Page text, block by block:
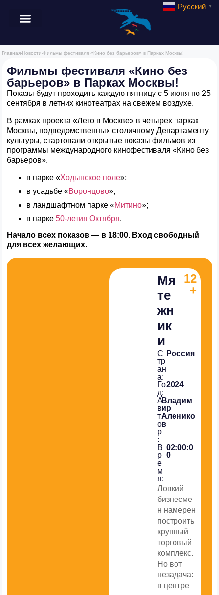
Русский ▼
Главная-Новости-Фильмы фестиваля «Кино без барьеров» в Парках Москвы!
Фильмы фестиваля «Кино без
барьеров» в Парках Москвы!
Показы будут проходить каждую пятницу с 5 июня по 25
сентября в летних кинотеатрах на свежем воздухе.
В рамках проекта «Лето в Москве» в четырех парках
Москвы, подведомственных столичному Департаменту
культуры, стартовали открытые показы фильмов из
программы международного кинофестиваля «Кино без
барьеров».
в парке «Ходынское поле»;
в усадьбе «Воронцово»;
в ландшафтном парке «Митино»;
в парке50-летия Октября.
Начало всех показов — в 18:00. Вход свободный
для всех желающих.
Мя
те
жн
ик
и
12
+
С
тр
ан
а:
Россия
Го
д:
2024
А
в
т
о
р
:
Владим
ир
Аленико
в
В
р
е
м
я:
02:00:0
0
Ловкий
бизнесме
н намерен
построить
крупный
торговый
комплекс.
Но вот
незадача:
в центре